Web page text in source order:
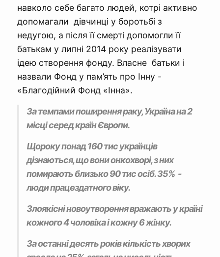
навколо себе багато людей, котрі активно
допомагали дівчинці у боротьбі з
недугою, а після її смерті допомогли її
батькам у липні 2014 року реалізувати
ідею створення фонду. Власне батьки і
назвали Фонд у пам’ять про Інну -
«Благодійний Фонд «Інна».
За темпами поширення раку, Україна на 2
місці серед країн Європи.
Щороку понад 160 тис українців
дізнаються, що вони онкохворі, з них
помирають близько 90 тис осіб. 35% -
люди працездатного віку.
Злоякісні новоутворення вражають у країні
кожного 4 чоловіка і кожну 6 жінку.
За останні десять років кількість хворих